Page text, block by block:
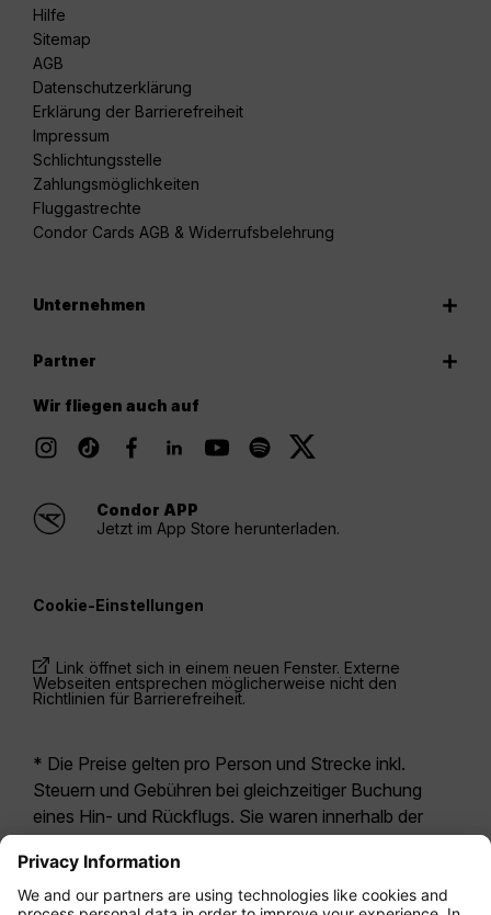
Hilfe
Sitemap
AGB
Datenschutzerklärung
Erklärung der Barrierefreiheit
Impressum
Schlichtungsstelle
Zahlungsmöglichkeiten
Fluggastrechte
Condor Cards AGB & Widerrufsbelehrung
Unternehmen
Partner
Wir fliegen auch auf
Condor APP
Jetzt im App Store herunterladen.
Cookie-Einstellungen
Link öffnet sich in einem neuen Fenster. Externe
Webseiten entsprechen möglicherweise nicht den
Richtlinien für Barrierefreiheit.
* Die Preise gelten pro Person und Strecke inkl.
Steuern und Gebühren bei gleichzeitiger Buchung
eines Hin- und Rückflugs. Sie waren innerhalb der
möglicherweise nicht mehr aktuell. Bei den für die
Economy Class angegebenen Tarifen handelt es